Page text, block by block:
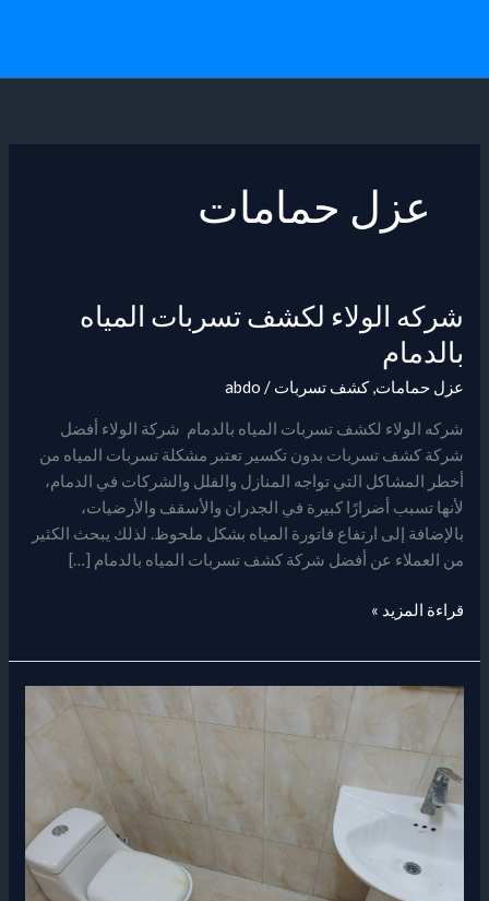
عزل حمامات
شركه الولاء لكشف تسربات المياه
بالدمام
عزل حمامات,كشف تسربات /
abdo
شركه الولاء لكشف تسربات المياه بالدمام شركة الولاء أفضل
شركة كشف تسربات بدون تكسير تعتبر مشكلة تسربات المياه من
أخطر المشاكل التي تواجه المنازل والفلل والشركات في الدمام،
لأنها تسبب أضرارًا كبيرة في الجدران والأسقف والأرضيات،
بالإضافة إلى ارتفاع فاتورة المياه بشكل ملحوظ. لذلك يبحث الكثير
من العملاء عن أفضل شركة كشف تسربات المياه بالدمام […]
شركه
الولاء
لكشف
تسربات
بالدمام
قراءة المزيد »
شركة
عزل
حمامات
بالدمام